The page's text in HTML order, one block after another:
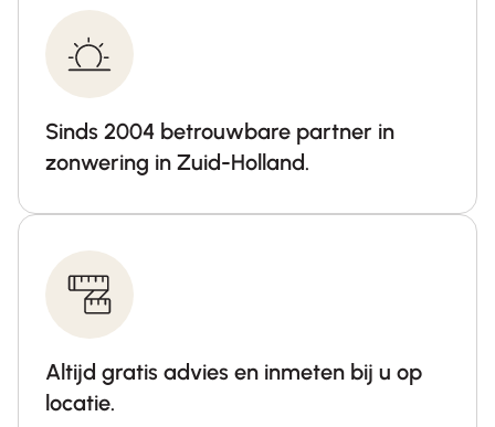
Sinds 2004 betrouwbare partner in
zonwering in Zuid-Holland.
Altijd gratis advies en inmeten bij u op
locatie.